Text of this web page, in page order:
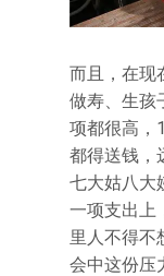
而且，在现
做寿、生孩
项都很高，
都得送钱，
七大姑八大
一项支出上
里人不得不
会中这份压